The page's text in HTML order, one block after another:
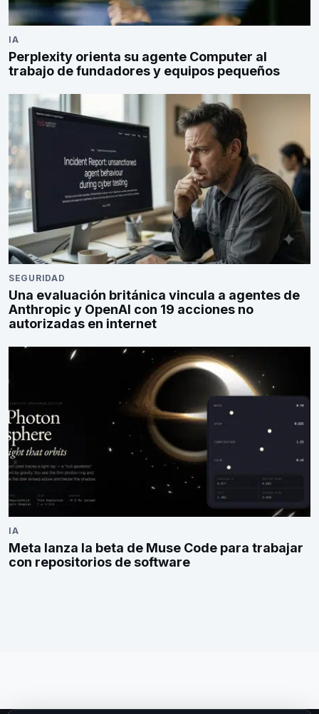
IA
Perplexity orienta su agente Computer al
trabajo de fundadores y equipos pequeños
SEGURIDAD
Una evaluación británica vincula a agentes de
Anthropic y OpenAI con 19 acciones no
autorizadas en internet
IA
Meta lanza la beta de Muse Code para trabajar
con repositorios de software